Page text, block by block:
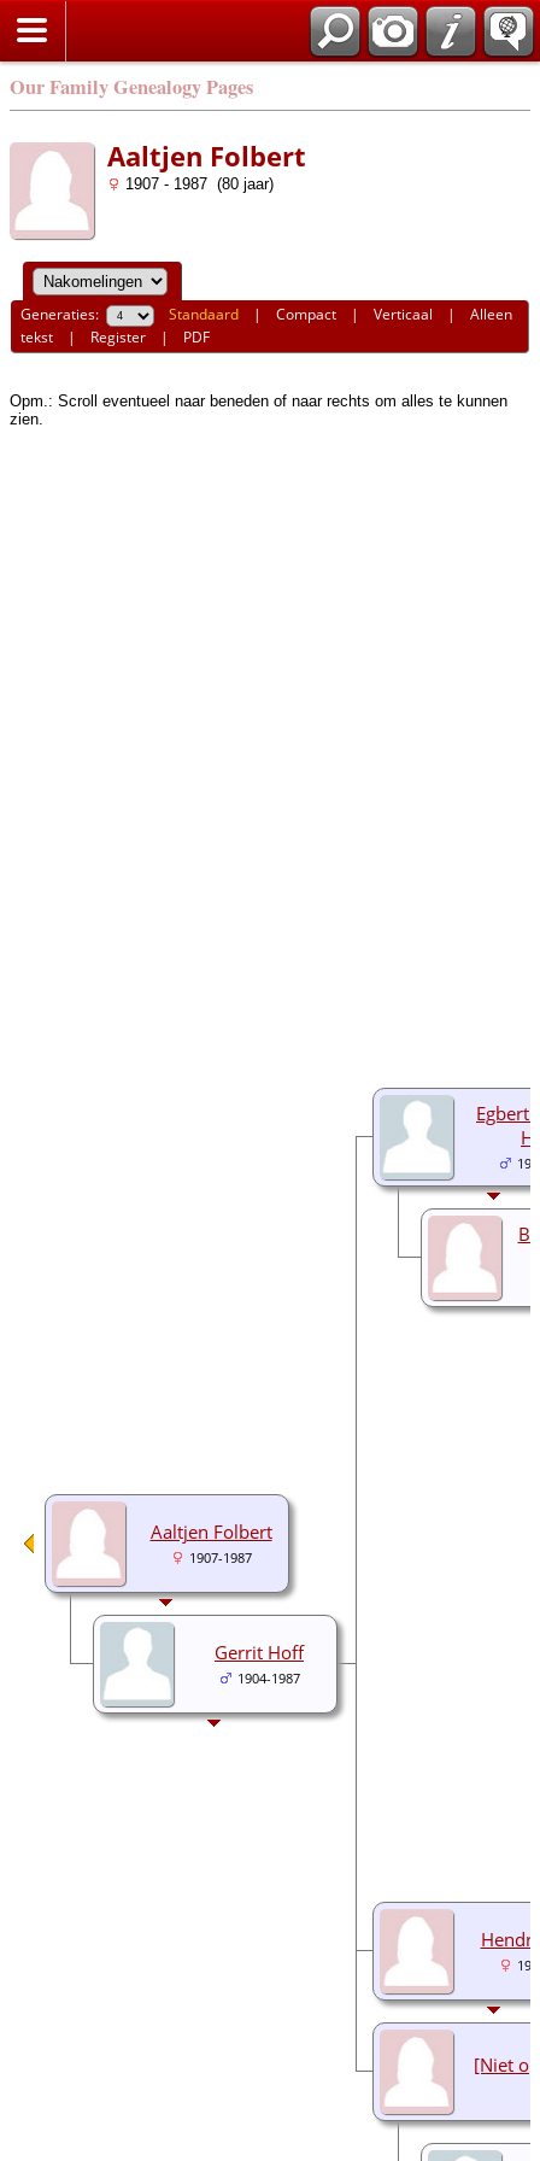
Our Family Genealogy Pages
Aaltjen Folbert
1907 - 1987 (80 jaar)
Generaties: Standaard |Compact |Verticaal |Alleen
tekst | Register | PDF
Opm.: Scroll eventueel naar beneden of naar rechts om alles te kunnen
zien.
Egbert
[Niet
Aaltjen Folbert
1907-1987
Gerrit Hoff
1904-1987